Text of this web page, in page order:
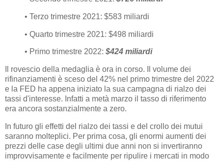
• Terzo trimestre 2021: $583 miliardi
• Quarto trimestre 2021: $498 miliardi
• Primo trimestre 2022: $424 miliardi
Il rovescio della medaglia è ora in corso. Il volume dei
rifinanziamenti è sceso del 42% nel primo trimestre del 2022
e la FED ha appena iniziato la sua campagna di rialzo dei
tassi d'interesse. Infatti a metà marzo il tasso di riferimento
era ancora sostanzialmente a zero.
In futuro gli effetti del rialzo dei tassi e del crollo dei mutui
saranno molteplici. Per prima cosa, gli enormi aumenti dei
prezzi delle case degli ultimi due anni non si invertiranno
improvvisamente e facilmente per ripulire i mercati in modo